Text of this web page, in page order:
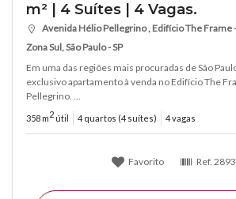
m² | 4 Suítes | 4 Vagas.
Avenida Hélio Pellegrino , Edifício The Frame
Zona Sul, São Paulo - SP
Em uma das regiões mais procuradas de São
exclusivo apartamento à venda no Edifício The
Pellegrino. ...
358 m2 útil 4 quartos (4 suítes) 4 vagas
Favorito Ref.